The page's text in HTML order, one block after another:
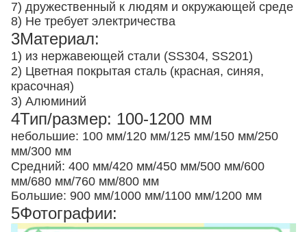
7) дружественный к людям и окружающей среде
8) Не требует электричества
3Материал:
1) из нержавеющей стали (SS304, SS201)
2) Цветная покрытая сталь (красная, синяя,
красочная)
3) Алюминий
4Тип/размер: 100-1200 мм
небольшие: 100 мм/120 мм/125 мм/150 мм/250
мм/300 мм
Средний: 400 мм/420 мм/450 мм/500 мм/600
мм/680 мм/760 мм/800 мм
Большие: 900 мм/1000 мм/1100 мм/1200 мм
5Фотографии: